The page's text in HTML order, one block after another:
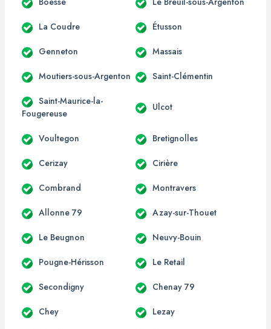
La Coudre Étusson
Genneton Massais
Moutiers-sous-Argenton Saint-Clémentin
Saint-Maurice-la-
Fougereuse
Ulcot
Voultegon Bretignolles
Cerizay Cirière
Combrand Montravers
Allonne 79 Azay-sur-Thouet
Le Beugnon Neuvy-Bouin
Pougne-Hérisson Le Retail
Secondigny Chenay 79
Chey Lezay